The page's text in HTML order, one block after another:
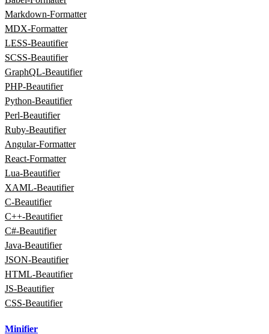
Markdown‑Formatter
MDX‑Formatter
LESS‑Beautifier
SCSS‑Beautifier
GraphQL‑Beautifier
PHP‑Beautifier
Python‑Beautifier
Perl‑Beautifier
Ruby‑Beautifier
Angular‑Formatter
React‑Formatter
Lua‑Beautifier
XAML‑Beautifier
C‑Beautifier
C++‑Beautifier
C#‑Beautifier
Java‑Beautifier
JSON-Beautifier
HTML‑Beautifier
JS-Beautifier
CSS-Beautifier
Minifier